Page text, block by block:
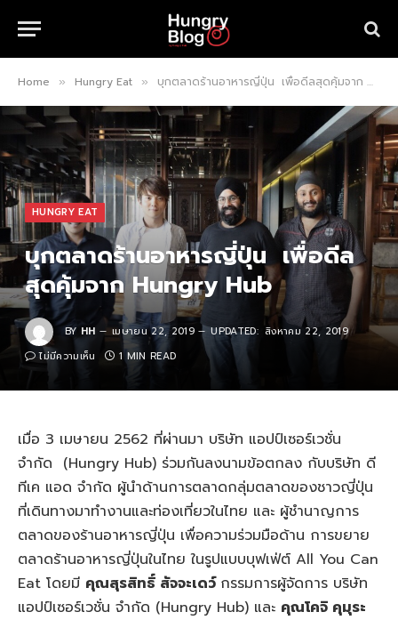
Home » Hungry Eat » บุกตลาดร้านอาหารญี่ปุ่น เพื่อดีลสุดคุ้มจาก Hungry Hub
HUNGRY EAT
บุกตลาดร้านอาหารญี่ปุ่น เพื่อดีล
สุดคุ้มจาก Hungry Hub
BY HH เมษายน 22, 2019 UPDATED: สิงหาคม 22, 2019
ไม่มีความเห็น
1 MIN READ
เมื่อ 3 เมษายน 2562 ที่ผ่านมา บริษัท แอปป์เซอร์เวชั่น
จำกัด (Hungry Hub) ร่วมกันลงนามข้อตกลง กับบริษัท ดี
ทีเค แอด จำกัด ผู้นำด้านการตลาดกลุ่มตลาดของชาวญี่ปุ่น
ที่เดินทางมาทำงานและท่องเที่ยวในไทย และ ผู้ชำนาญการ
ตลาดของร้านอาหารญี่ปุ่น เพื่อความร่วมมือด้าน การขยาย
ตลาดร้านอาหารญี่ปุ่นในไทย ในรูปแบบบุฟเฟ่ต์ All You Can
Eat โดยมี คุณสุรสิทธิ์ สัจจะเดว์ กรรมการผู้จัดการ บริษัท
แอปป์เซอร์เวชั่น จำกัด (Hungry Hub) และ คุณโคจิ คุมุระ